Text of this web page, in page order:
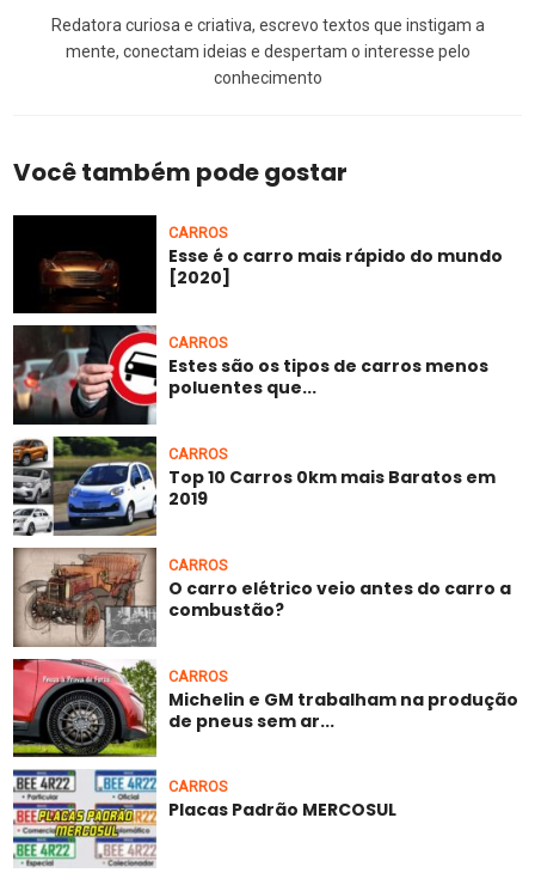
Redatora curiosa e criativa, escrevo textos que instigam a
mente, conectam ideias e despertam o interesse pelo
conhecimento
Você também pode gostar
CARROS
Esse é o carro mais rápido do mundo
[2020]
CARROS
Estes são os tipos de carros menos
poluentes que...
CARROS
Top 10 Carros 0km mais Baratos em
2019
CARROS
O carro elétrico veio antes do carro a
combustão?
CARROS
Michelin e GM trabalham na produção
de pneus sem ar...
CARROS
Placas Padrão MERCOSUL